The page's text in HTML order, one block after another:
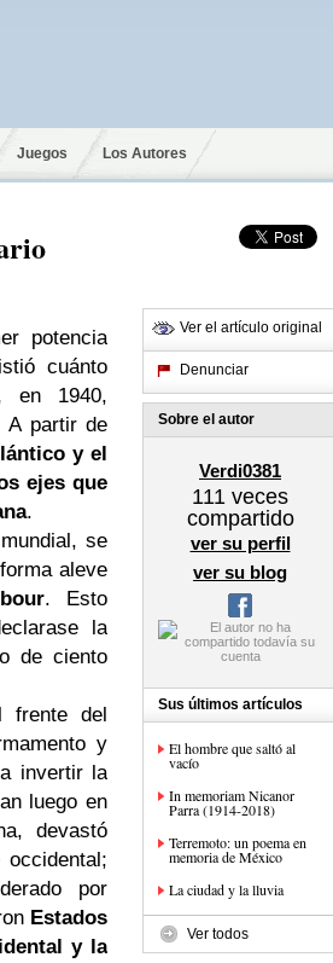
Juegos Los Autores
potencia
cuánto
en 1940,
A partir de
y el
ejes que
.
se
aleve
. Esto
la
de ciento
frente del
y
invertir la
luego en
devastó
por
Estados
y la
Ver el artículo original
Denunciar
Sobre el autor
Verdi0381
111 veces
compartido
ver su perfil
ver su blog
Sus últimos artículos
El hombre que saltó al
vacío
In memoriam Nicanor
Parra (1914-2018)
Terremoto: un poema en
memoria de México
La ciudad y la lluvia
Ver todos